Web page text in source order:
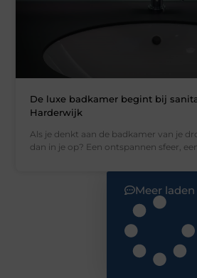
De luxe badkamer begint bij
Harderwijk
Als je denkt aan de badkamer van je
dan in je op? Een ontspannen sfeer,
Meer laden